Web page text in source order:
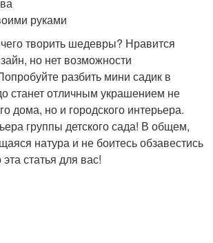
руками
творить шедевры? Нравится
но нет возможности
разбить мини садик в
станет отличным украшением не
дома, но и городского интерьера.
группы детского сада! В общем,
натура и не боитесь обзавестись
статья для вас!